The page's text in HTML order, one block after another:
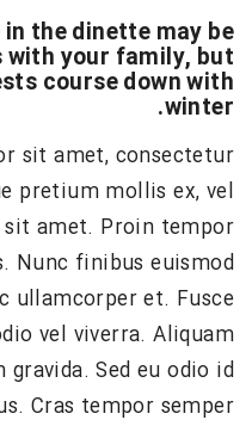
the dinette may be
your family, but
course down with
winter.
sit amet, consectetur
pretium mollis ex, vel
amet. Proin tempor
Nunc finibus euismod
ullamcorper et. Fusce
vel viverra. Aliquam
Sed eu odio id
Cras tempor semper